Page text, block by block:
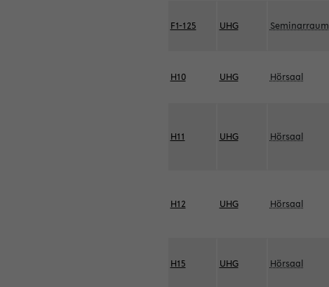
F1-125 UHG Seminarraum
H10 UHG Hörsaal
H11 UHG Hörsaal
H12 UHG Hörsaal
H15 UHG Hörsaal